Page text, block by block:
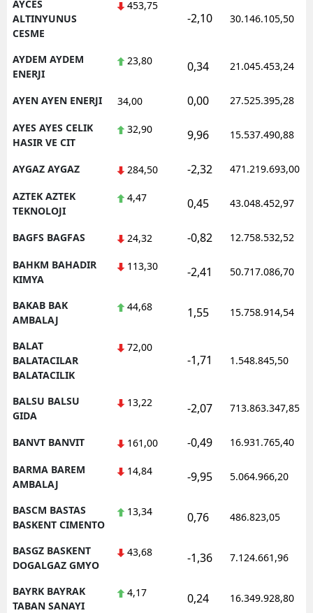
AYCES
ALTINYUNUS
CESME
453,75
-2,10 30.146.105,50
AYDEM AYDEM
ENERJI
23,80 0,34 21.045.453,24
AYEN AYEN ENERJI 34,00 0,00 27.525.395,28
AYES AYES CELIK
HASIR VE CIT
32,90 9,96 15.537.490,88
AYGAZ AYGAZ 284,50 -2,32 471.219.693,00
AZTEK AZTEK
TEKNOLOJI
4,47 0,45 43.048.452,97
BAGFS BAGFAS 24,32 -0,82 12.758.532,52
BAHKM BAHADIR
KIMYA
113,30 -2,41 50.717.086,70
BAKAB BAK
AMBALAJ
44,68 1,55 15.758.914,54
BALAT
BALATACILAR
BALATACILIK
72,00
-1,71 1.548.845,50
BALSU BALSU
GIDA
13,22 -2,07 713.863.347,85
BANVT BANVIT 161,00 -0,49 16.931.765,40
BARMA BAREM
AMBALAJ
14,84 -9,95 5.064.966,20
BASCM BASTAS
BASKENT CIMENTO
13,34 0,76 486.823,05
BASGZ BASKENT
DOGALGAZ GMYO
43,68 -1,36 7.124.661,96
BAYRK BAYRAK
TABAN SANAYI
4,17 0,24 16.349.928,80